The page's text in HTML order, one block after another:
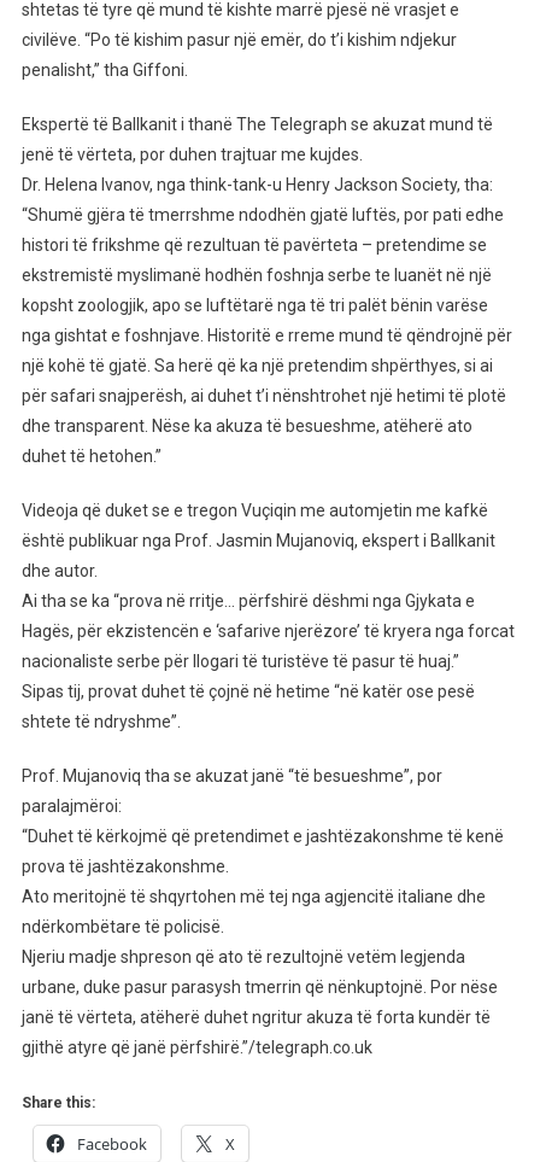
shtetas të tyre që mund të kishte marrë pjesë në vrasjet e
civilëve. “Po të kishim pasur një emër, do t’i kishim ndjekur
penalisht,” tha Giffoni.
Ekspertë të Ballkanit i thanë The Telegraph se akuzat mund të
jenë të vërteta, por duhen trajtuar me kujdes.
Dr. Helena Ivanov, nga think-tank-u Henry Jackson Society, tha:
“Shumë gjëra të tmerrshme ndodhën gjatë luftës, por pati edhe
histori të frikshme që rezultuan të pavërteta – pretendime se
ekstremistë myslimanë hodhën foshnja serbe te luanët në një
kopsht zoologjik, apo se luftëtarë nga të tri palët bënin varëse
nga gishtat e foshnjave. Historitë e rreme mund të qëndrojnë për
një kohë të gjatë. Sa herë që ka një pretendim shpërthyes, si ai
për safari snajperësh, ai duhet t’i nënshtrohet një hetimi të plotë
dhe transparent. Nëse ka akuza të besueshme, atëherë ato
duhet të hetohen.”
Videoja që duket se e tregon Vuçiqin me automjetin me kafkë
është publikuar nga Prof. Jasmin Mujanoviq, ekspert i Ballkanit
dhe autor.
Ai tha se ka “prova në rritje… përfshirë dëshmi nga Gjykata e
Hagës, për ekzistencën e ‘safarive njerëzore’ të kryera nga forcat
nacionaliste serbe për llogari të turistëve të pasur të huaj.”
Sipas tij, provat duhet të çojnë në hetime “në katër ose pesë
shtete të ndryshme”.
Prof. Mujanoviq tha se akuzat janë “të besueshme”, por
paralajmëroi:
“Duhet të kërkojmë që pretendimet e jashtëzakonshme të kenë
prova të jashtëzakonshme.
Ato meritojnë të shqyrtohen më tej nga agjencitë italiane dhe
ndërkombëtare të policisë.
Njeriu madje shpreson që ato të rezultojnë vetëm legjenda
urbane, duke pasur parasysh tmerrin që nënkuptojnë. Por nëse
janë të vërteta, atëherë duhet ngritur akuza të forta kundër të
gjithë atyre që janë përfshirë.”/telegraph.co.uk
Share this:
Facebook X